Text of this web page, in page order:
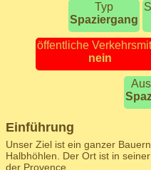
Typ
Spaziergang
öffentliche
nein
Einführung
Unser Ziel ist ein ganzer
Halbhöhlen. Der Ort ist in
der Provence.